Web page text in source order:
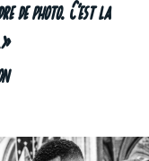
de photo. C’est la